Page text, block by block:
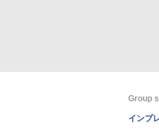
Group
インプ